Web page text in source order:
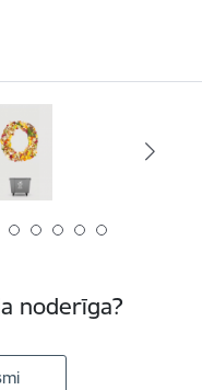
noderīga?